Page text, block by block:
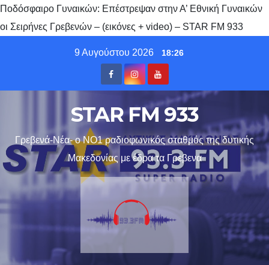
Ποδόσφαιρο Γυναικών: Επέστρεψαν στην Α’ Εθνική Γυναικών
οι Σειρήνες Γρεβενών – (εικόνες + video) – STAR FM 933
9 Αυγούστου 2026 18:26
STAR FM 933
Γρεβενά-Νέα- ο ΝΟ1 ραδιοφωνικός σταθμός της δυτικής
Μακεδονίας με έδρα τα Γρεβενα